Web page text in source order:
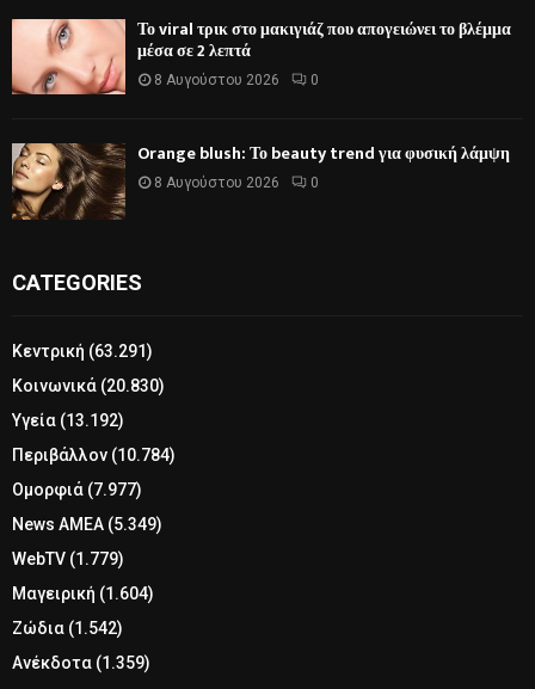
Το viral τρικ στο μακιγιάζ που απογειώνει το βλέμμα
μέσα σε 2 λεπτά
8 Αυγούστου 2026 0
Orange blush: Το beauty trend για φυσική λάμψη
8 Αυγούστου 2026 0
CATEGORIES
Κεντρική (63.291)
Κοινωνικά (20.830)
Υγεία (13.192)
Περιβάλλον (10.784)
Ομορφιά (7.977)
News ΑΜΕΑ (5.349)
WebTV (1.779)
Μαγειρική (1.604)
Ζώδια (1.542)
Ανέκδοτα (1.359)